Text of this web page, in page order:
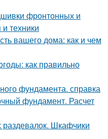
фронтонных и
техники
вашего дома: как и чем
как правильно
фундамента. справка
фундамент. Расчет
Шкафчики